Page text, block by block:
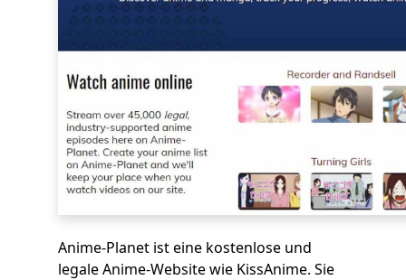
Anime-Planet ist eine kostenlose und
legale Anime-Website wie KissAnime. Sie